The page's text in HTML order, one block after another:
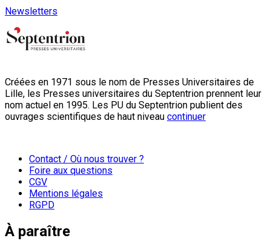
Newsletters
Créées en 1971 sous le nom de Presses Universitaires de
Lille, les Presses universitaires du Septentrion prennent leur
nom actuel en 1995. Les PU du Septentrion publient des
ouvrages scientifiques de haut niveau continuer
Contact / Où nous trouver ?
Foire aux questions
CGV
Mentions légales
RGPD
À paraître